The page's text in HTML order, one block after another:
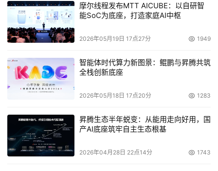
NAS网关设备制造商OnStor日前披露了一项面向终端用
户的培训计划OnStor University，旨在为各企业机构的系
统管理员们提供最直接的专业指导。计划中包含了两类课
程：一种是为期1天的NAS网关管理课程；一种是为期2天的
NAS网关部署课程。
本文来源于DOIT传媒，文章内容仅供参考，不构成投资建议。
摩尔线程发布MTT AICUBE：以自研智
能SoC为底座，打造家庭AI中枢
2026年05月19日 17点27分 1949
智能体时代算力新图景：鲲鹏与昇腾共筑
全栈创新底座
2026年05月18日 17点20分 1283
昇腾生态半年蜕变：从能用走向好用，国
产AI底座筑牢自主生态根基
2026年04月28日 22点14分 1743